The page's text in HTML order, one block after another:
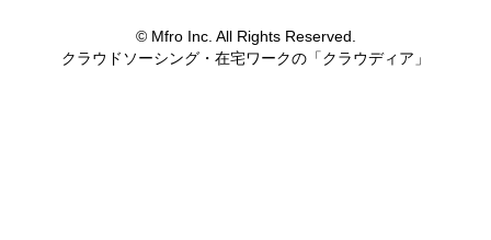
© Mfro Inc. All Rights Reserved.
クラウドソーシング・在宅ワークの「クラウディア」